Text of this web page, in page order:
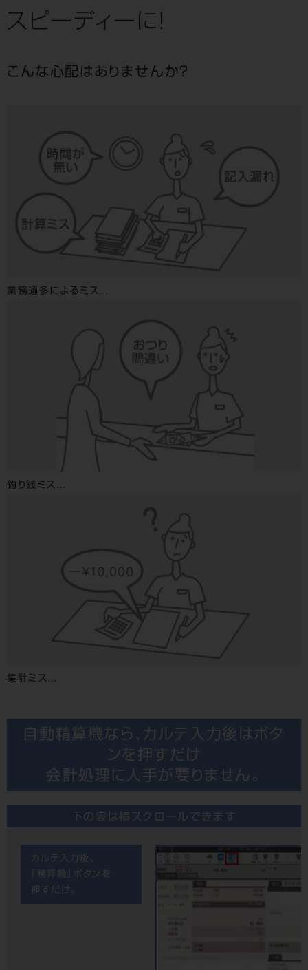
スピーディーに！
こんな心配はありませんか？
業務過多によるミス…
釣り銭ミス…
集計ミス…
自動精算機なら、カルテ入力後はボタ
ンを押すだけ
会計処理に人手が要りません。
下の表は横スクロールできます
カルテ入力後、
「精算機」ボタンを
押すだけ。